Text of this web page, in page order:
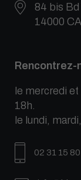
84 bis Bd
14000
Rencontrez-
le mercredi et
18h.
le lundi,
02 31 15